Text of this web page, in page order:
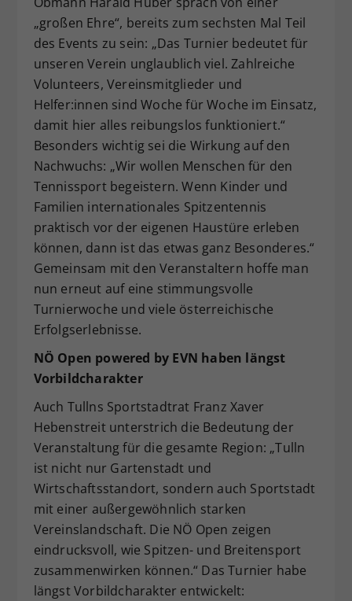
„großen Ehre“, bereits zum sechsten Mal Teil
des Events zu sein: „Das Turnier bedeutet für
unseren Verein unglaublich viel. Zahlreiche
Volunteers, Vereinsmitglieder und
Helfer:innen sind Woche für Woche im Einsatz,
damit hier alles reibungslos funktioniert.“
Besonders wichtig sei die Wirkung auf den
Nachwuchs: „Wir wollen Menschen für den
Tennissport begeistern. Wenn Kinder und
Familien internationales Spitzentennis
praktisch vor der eigenen Haustüre erleben
können, dann ist das etwas ganz Besonderes.“
Gemeinsam mit den Veranstaltern hoffe man
nun erneut auf eine stimmungsvolle
Turnierwoche und viele österreichische
Erfolgserlebnisse.
NÖ Open powered by EVN haben längst
Vorbildcharakter
Auch Tullns Sportstadtrat Franz Xaver
Hebenstreit unterstrich die Bedeutung der
Veranstaltung für die gesamte Region: „Tulln
ist nicht nur Gartenstadt und
Wirtschaftsstandort, sondern auch Sportstadt
mit einer außergewöhnlich starken
Vereinslandschaft. Die NÖ Open zeigen
eindrucksvoll, wie Spitzen- und Breitensport
zusammenwirken können.“ Das Turnier habe
längst Vorbildcharakter entwickelt: